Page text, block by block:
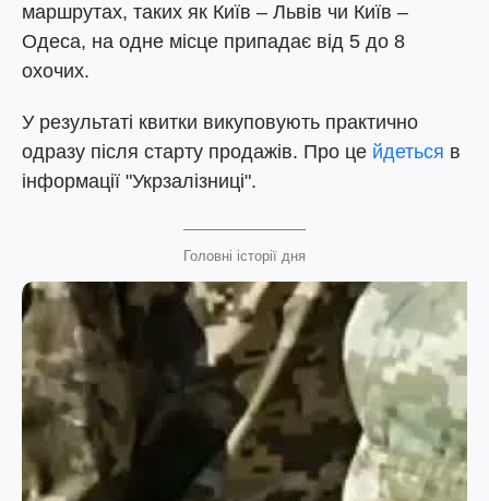
маршрутах, таких як Київ – Львів чи Київ –
Одеса, на одне місце припадає від 5 до 8
охочих.
У результаті квитки викуповують практично
одразу після старту продажів. Про це йдеться в
інформації "Укрзалізниці".
Головні історії дня